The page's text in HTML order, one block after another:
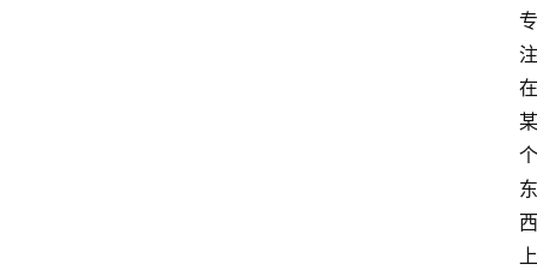
专
注
在
某
个
东
西
上